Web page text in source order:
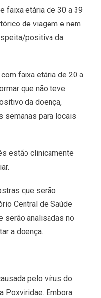
faixa etária de 30 a 39
de viagem e nem
positiva da
faixa etária de 20 a
que não teve
da doença,
semanas para locais
estão clinicamente
que serão
Central de Saúde
serão analisadas no
a doença.
pelo vírus do
Poxviridae. Embora